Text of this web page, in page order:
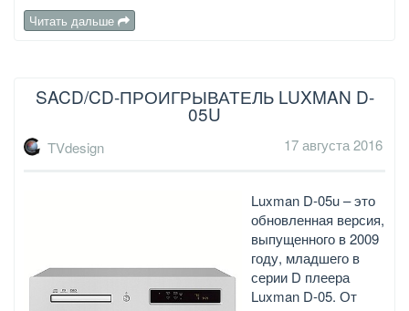
Читать дальше
SACD/CD-ПРОИГРЫВАТЕЛЬ LUXMAN D-
05U
TVdesign 17 августа 2016
Luxman D-05u – это
обновленная версия,
выпущенного в 2009
году, младшего в
серии D плеера
Luxman D-05. От